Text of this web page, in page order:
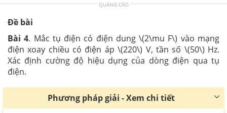
QUẢNG CÁO
Đề bài
Bài 4. Mắc tụ điện có điện dung \(2\mu F\) vào mạng
điện xoay chiều có điện áp \(220\) V, tần số \(50\) Hz.
Xác định cường độ hiệu dụng của dòng điện qua tụ
điện.
Phương pháp giải - Xem chi tiết